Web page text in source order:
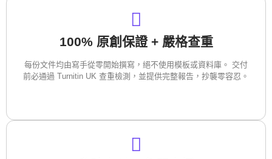
100% 原創保證 + 嚴格查重
每份文件均由寫手從零開始撰寫，絕不使用模板或資料庫。 交付
前必通過 Turnitin UK 查重檢測，並提供完整報告，抄襲零容忍。